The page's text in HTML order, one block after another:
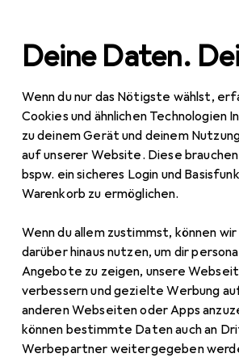
Deine Daten.
Wenn du nur das Nötigste wählst,
Cookies und ähnlichen Technologien
zu deinem Gerät und deinem
auf unserer Website. Diese brauchen
bspw. ein sicheres Login und
Warenkorb zu ermöglichen.
Wenn du allem zustimmst, können
darüber hinaus nutzen, um dir
Angebote zu zeigen, unsere
verbessern und gezielte Werbung
anderen Webseiten oder Apps
können bestimmte Daten auch an
Werbepartner weitergegeben
Multimedia Smartphones + Tablets